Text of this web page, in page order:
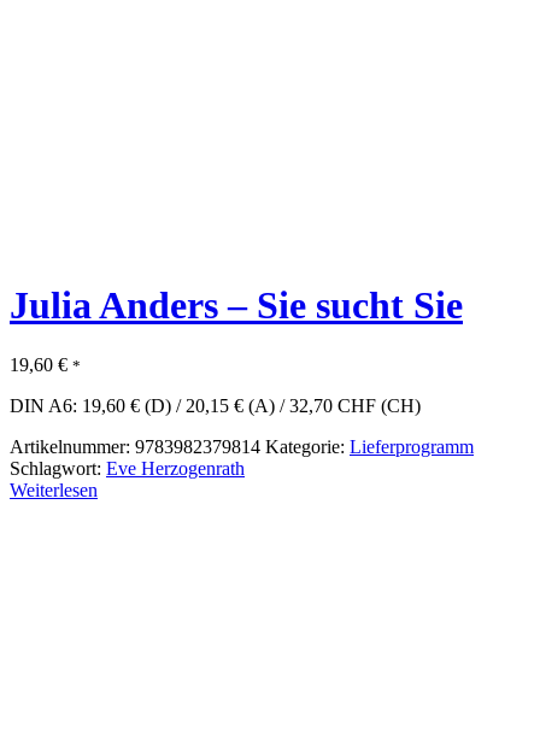
Julia Anders – Sie sucht Sie
19,60 € *
DIN A6: 19,60 € (D) / 20,15 € (A) / 32,70 CHF (CH)
Artikelnummer: 9783982379814 Kategorie: Lieferprogramm
Schlagwort: Eve Herzogenrath
Weiterlesen